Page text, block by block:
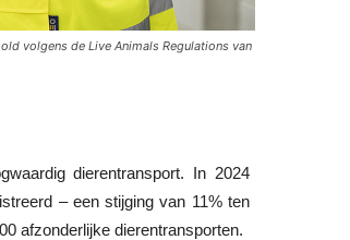
volgens de Live Animals Regulations van
dierentransport. In 2024
– een stijging van 11% ten
afzonderlijke dierentransporten.